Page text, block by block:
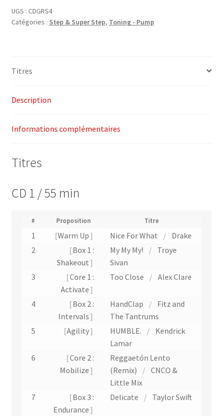
UGS : CDGRS4
Catégories : Step & Super Step, Toning - Pump
Titres
Description
Informations complémentaires
Titres
CD 1 / 55 min
#
u
m
o
e
s
)
Proposition Titre
1 Warm Up Nice For What /
Drake
2
Box 1 :
Shakeout
My My My! /
Troye
Sivan
3
Core 1 :
Activate
Too Close / Alex Clare
4
Box 2 :
Intervals
HandClap /
Fitz and
The Tantrums
5
Agility HUMBLE. /
Kendrick
Lamar
6
Core 2 :
Mobilize
Reggaetón Lento
(Remix)
/ CNCO &
Little Mix
7
Box 3 :
Endurance
Delicate / Taylor Swift